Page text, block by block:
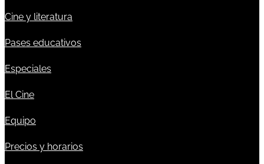
Cine y literatura
Pases educativos
Especiales
El Cine
Equipo
Precios y horarios